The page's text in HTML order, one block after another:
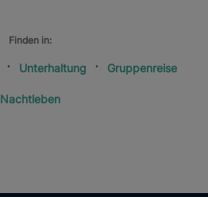
Finden in:
Unterhaltung Gruppenreise
Nachtleben